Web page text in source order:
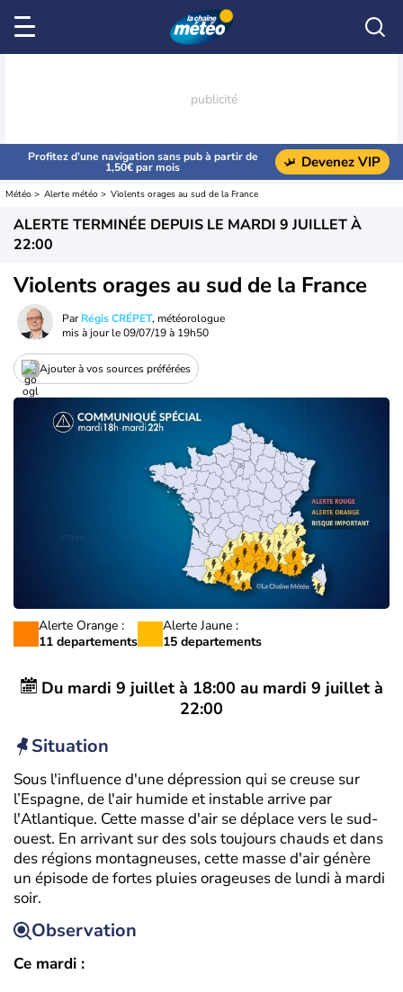
Profitez d’une navigation sans pub à partir de
1,50€ par mois Devenez VIP
Météo Alerte météo Violents orages au sud de la France
ALERTE TERMINÉE DEPUIS LE MARDI 9 JUILLET À
22:00
Violents orages au sud de la France
ParRégis CRÉPET, météorologue
mis à jour le09/07/19 à 19h50
Ajouter à vos sources préférées
Alerte Orange :
11 departements
Alerte Jaune :
15 departements
Du mardi 9 juillet à 18:00 au mardi 9 juillet à
22:00
Situation
Sous l'influence d'une dépression qui se creuse sur
l’Espagne, de l'air humide et instable arrive par
l'Atlantique. Cette masse d'air se déplace vers le sud-
ouest. En arrivant sur des sols toujours chauds et dans
des régions montagneuses, cette masse d'air génère
un épisode de fortes pluies orageuses de lundi à mardi
soir.
Observation
Ce mardi :